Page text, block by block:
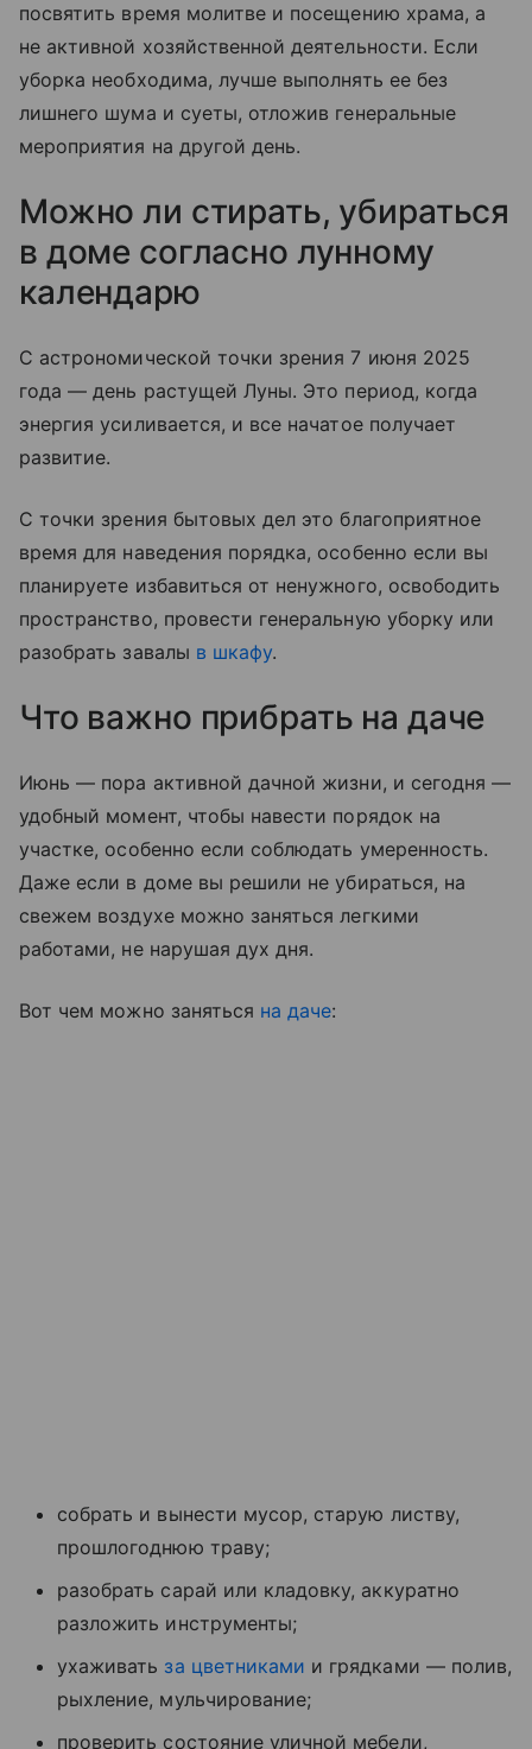
посвятить время молитве и посещению храма, а
не активной хозяйственной деятельности. Если
уборка необходима, лучше выполнять ее без
лишнего шума и суеты, отложив генеральные
мероприятия на другой день.
Можно ли стирать, убираться
в доме согласно лунному
календарю
С астрономической точки зрения 7 июня 2025
года — день растущей Луны. Это период, когда
энергия усиливается, и все начатое получает
развитие.
С точки зрения бытовых дел это благоприятное
время для наведения порядка, особенно если вы
планируете избавиться от ненужного, освободить
пространство, провести генеральную уборку или
разобрать завалы в шкафу.
Что важно прибрать на даче
Июнь — пора активной дачной жизни, и сегодня —
удобный момент, чтобы навести порядок на
участке, особенно если соблюдать умеренность.
Даже если в доме вы решили не убираться, на
свежем воздухе можно заняться легкими
работами, не нарушая дух дня.
Вот чем можно заняться на даче:
собрать и вынести мусор, старую листву,
прошлогоднюю траву;
разобрать сарай или кладовку, аккуратно
разложить инструменты;
ухаживать за цветниками и грядками — полив,
рыхление, мульчирование;
проверить состояние уличной мебели,